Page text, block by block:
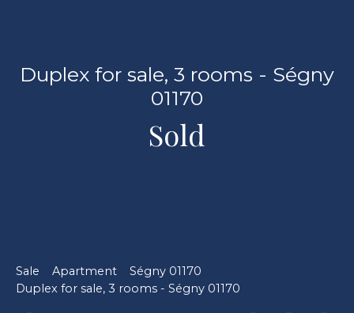
Duplex for sale, 3 rooms - Ségny
01170
Sold
Sale Apartment
Ségny 01170
Duplex for sale, 3 rooms - Ségny 01170